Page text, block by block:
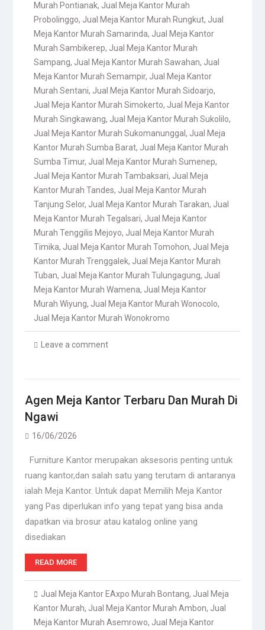
Murah Pontianak, Jual Meja Kantor Murah
Probolinggo, Jual Meja Kantor Murah Rungkut, Jual
Meja Kantor Murah Samarinda, Jual Meja Kantor
Murah Sambikerep, Jual Meja Kantor Murah
Sampang, Jual Meja Kantor Murah Sawahan, Jual
Meja Kantor Murah Semampir, Jual Meja Kantor
Murah Sentani, Jual Meja Kantor Murah Sidoarjo,
Jual Meja Kantor Murah Simokerto, Jual Meja Kantor
Murah Singkawang, Jual Meja Kantor Murah Sukolilo,
Jual Meja Kantor Murah Sukomanunggal , Jual Meja
Kantor Murah Sumba Barat, Jual Meja Kantor Murah
Sumba Timur, Jual Meja Kantor Murah Sumenep,
Jual Meja Kantor Murah Tambaksari, Jual Meja
Kantor Murah Tandes, Jual Meja Kantor Murah
Tanjung Selor, Jual Meja Kantor Murah Tarakan, Jual
Meja Kantor Murah Tegalsari, Jual Meja Kantor
Murah Tenggilis Mejoyo, Jual Meja Kantor Murah
Timika, Jual Meja Kantor Murah Tomohon, Jual Meja
Kantor Murah Trenggalek, Jual Meja Kantor Murah
Tuban, Jual Meja Kantor Murah Tulungagung, Jual
Meja Kantor Murah Wamena, Jual Meja Kantor
Murah Wiyung, Jual Meja Kantor Murah Wonocolo,
Jual Meja Kantor Murah Wonokromo
Leave a comment
Agen Meja Kantor Terbaru Dan Murah Di
Ngawi
16/06/2026
Furniture Kantor merupakan aksesoris penting untuk
ruang kantor,dan salah satu yang terutam di antaranya
ialah Meja Kantor. Untuk dapat Memilih Meja Kantor
yang Pas diperlukan info yang tepat yang bisa anda
dapatkan via brosur atau katalog online yang
disediakan
READ MORE
Jual Meja Kantor EAxpo Murah Bontang, Jual Meja
Kantor Murah, Jual Meja Kantor Murah Ambon, Jual
Meja Kantor Murah Asemrowo, Jual Meja Kantor